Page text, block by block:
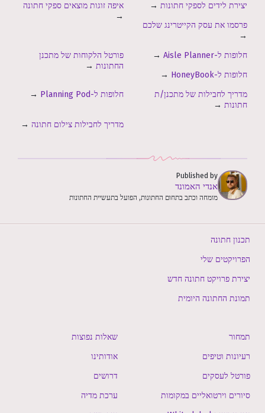
איפה זוגות מוצאים ספקי חתונה
→
יצירת לידים לספקי חתונות →
פרסמו את עסק הקייטרינג שלכם
→
פורטל הלקוחות של מתכנן
החתונות →
חלופות ל-Aisle Planner
→
חלופות ל-HoneyBook
→
חלופות ל-Planning Pod
→
מדריך לחבילות של מתכנן/ת
חתונות →
מדריך לחבילות צילום חתונה →
Published by
אנדי האמונד
מומחה וכתב בתחום החתונות, הפועל בתעשיית החתונות
תכנון חתונה
הפרויקטים שלי
יצירת פרויקט חתונה חדש
תמונת החתונה היומית
תמחור
רעיונות וטיפים
פורטל לעסקים
סיורים וירטואליים במקומות
שאלות נפוצות
אודותינו
דרושים
ערכת מדיה